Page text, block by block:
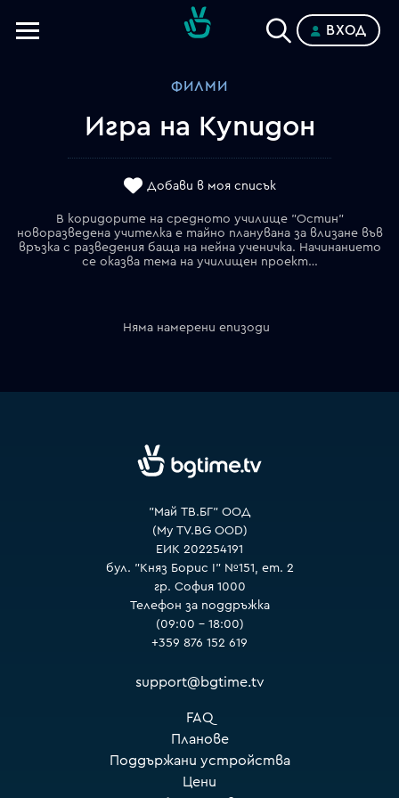
ВХОД
ФИЛМИ
Игра на Купидон
Добави в моя списък
В коридорите на средното училище "Остин"
новоразведена учителка e тайно планувана за влизане във
връзка с разведения баща на нейна ученичка. Начинанието
се оказва тема на училищен проект…
Няма намерени епизоди
"Май ТВ.БГ" ООД
(My TV.BG OOD)
ЕИК 202254191
бул. "Княз Борис I" №151, ет. 2
гр. София 1000
Телефон за поддръжка
(09:00 – 18:00)
+359 876 152 619
support@bgtime.tv
FAQ
Планове
Поддържани устройства
Цени